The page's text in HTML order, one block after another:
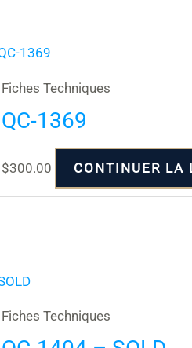
Fiches Techniques
QC-1369
$300.00 CONTINUER LA
Fiches Techniques